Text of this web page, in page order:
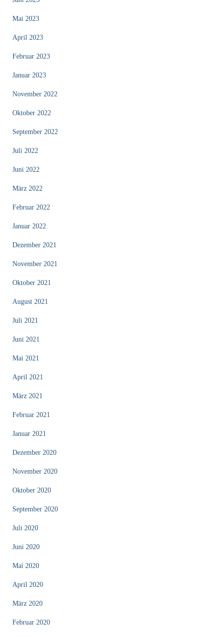
Mai 2023
April 2023
Februar 2023
Januar 2023
November 2022
Oktober 2022
September 2022
Juli 2022
Juni 2022
März 2022
Februar 2022
Januar 2022
Dezember 2021
November 2021
Oktober 2021
August 2021
Juli 2021
Juni 2021
Mai 2021
April 2021
März 2021
Februar 2021
Januar 2021
Dezember 2020
November 2020
Oktober 2020
September 2020
Juli 2020
Juni 2020
Mai 2020
April 2020
März 2020
Februar 2020